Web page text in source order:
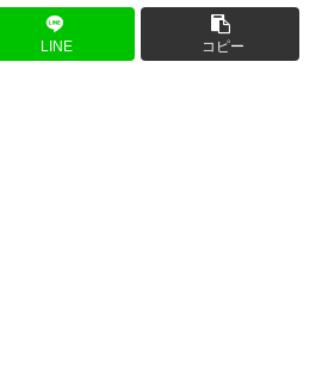
LINE コピー